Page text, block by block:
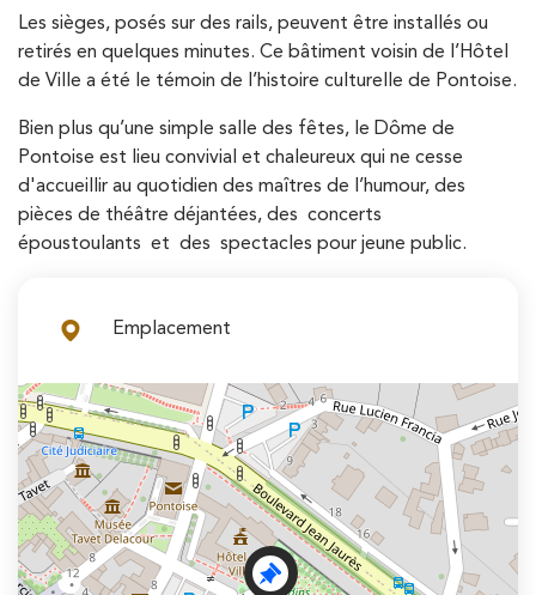
Les sièges, posés sur des rails, peuvent être installés ou
retirés en quelques minutes. Ce bâtiment voisin de l’Hôtel
de Ville a été le témoin de l’histoire culturelle de Pontoise.
Bien plus qu’une simple salle des fêtes, le Dôme de
Pontoise est lieu convivial et chaleureux qui ne cesse
d'accueillir au quotidien des maîtres de l’humour, des
pièces de théâtre déjantées, des concerts
époustoulants et des spectacles pour jeune public.
Emplacement
+
−